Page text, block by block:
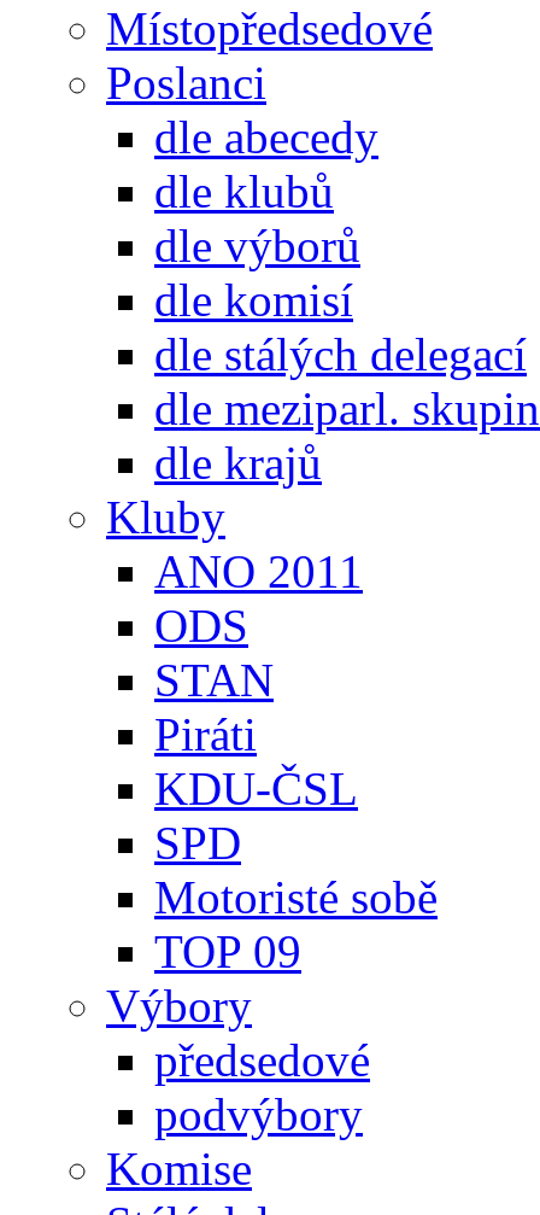
Místopředsedové
Poslanci
dle abecedy
dle klubů
dle výborů
dle komisí
dle stálých delegací
dle meziparl. skupin
dle krajů
Kluby
ANO 2011
ODS
STAN
Piráti
KDU-ČSL
SPD
Motoristé sobě
TOP 09
Výbory
předsedové
podvýbory
Komise